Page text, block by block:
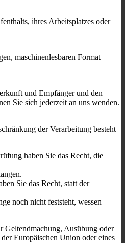
ihres Arbeitsplatzes oder
maschinenlesbaren Format
und Empfänger und den
Sie sich jederzeit an uns wenden.
der Verarbeitung besteht
haben Sie das Recht, die
Sie das Recht, statt der
noch nicht feststeht, wessen
Geltendmachung, Ausübung oder
Europäischen Union oder eines